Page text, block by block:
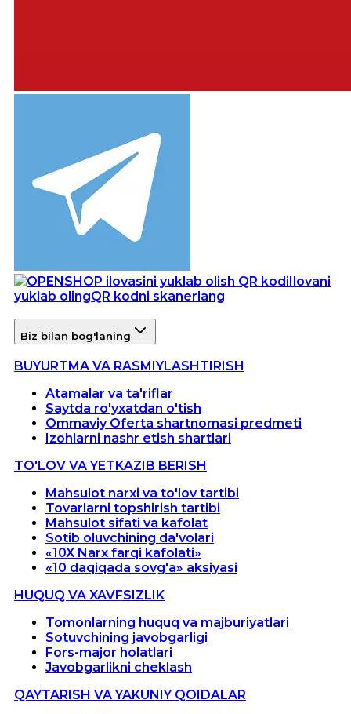
Ilovani
yuklab olingQR kodni skanerlang
Biz bilan bog'laning
BUYURTMA VA RASMIYLASHTIRISH
Atamalar va ta'riflar
Saytda ro'yxatdan o'tish
Ommaviy Oferta shartnomasi predmeti
Izohlarni nashr etish shartlari
TO'LOV VA YETKAZIB BERISH
Mahsulot narxi va to'lov tartibi
Tovarlarni topshirish tartibi
Mahsulot sifati va kafolat
Sotib oluvchining da'volari
«10X Narx farqi kafolati»
«10 daqiqada sovg'a» aksiyasi
HUQUQ VA XAVFSIZLIK
Tomonlarning huquq va majburiyatlari
Sotuvchining javobgarligi
Fors-major holatlari
Javobgarlikni cheklash
QAYTARISH VA YAKUNIY QOIDALAR